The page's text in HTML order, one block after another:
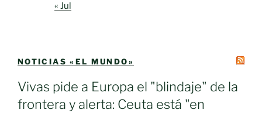
« Jul
NOTICIAS «EL MUNDO»
Vivas pide a Europa el "blindaje" de la
frontera y alerta: Ceuta está "en